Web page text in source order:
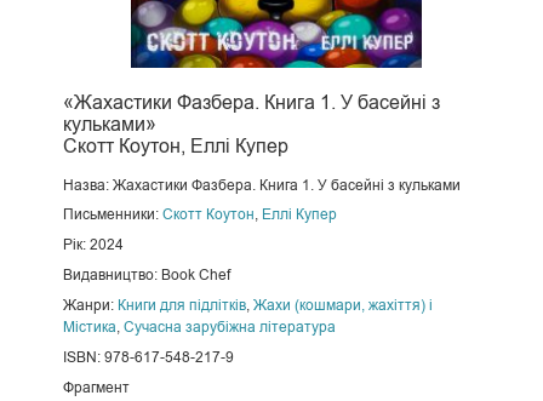
«Жахастики Фазбера. Книга 1. У басейні з
кульками»
Скотт Коутон, Еллі Купер
Назва: Жахастики Фазбера. Книга 1. У басейні з кульками
Письменники: Скотт Коутон, Еллі Купер
Рік: 2024
Видавництво: Book Chef
Жанри: Книги для підлітків, Жахи (кошмари, жахіття) і
Містика, Сучасна зарубіжна література
ISBN: 978-617-548-217-9
Фрагмент